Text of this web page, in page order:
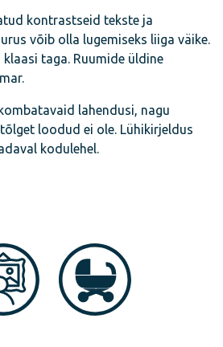
kontrastseid tekste ja
võib olla lugemiseks liiga väike.
taga. Ruumide üldine
lahendusi, nagu
loodud ei ole. Lühikirjeldus
kodulehel.